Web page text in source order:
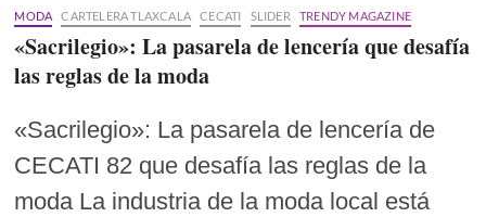
MODA CARTELERA TLAXCALA CECATI SLIDER TRENDY MAGAZINE
«Sacrilegio»: La pasarela de lencería que desafía
las reglas de la moda
«Sacrilegio»: La pasarela de lencería de
CECATI 82 que desafía las reglas de la
moda La industria de la moda local está